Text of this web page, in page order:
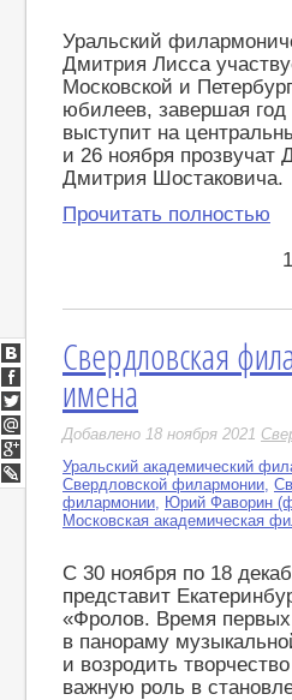
Уральский
Дмитрия Лисса
Московской и
юбилеев, завершая год
выступит на
и 26 ноября
Дмитрия Шостаковича.
Прочитать полностью
Свердловская
имена
Добавлено 18 ноября 2021
Уральский академический
Свердловской филармонии
филармонии
Юрий Фаворин
Московская академическая
С 30 ноября по 18
представит
«Фролов. Время
в панораму
и возродить
важную роль в
ВКонтакте
Facebook
Twitter
Мой
Мир
Google+
LiveJournal